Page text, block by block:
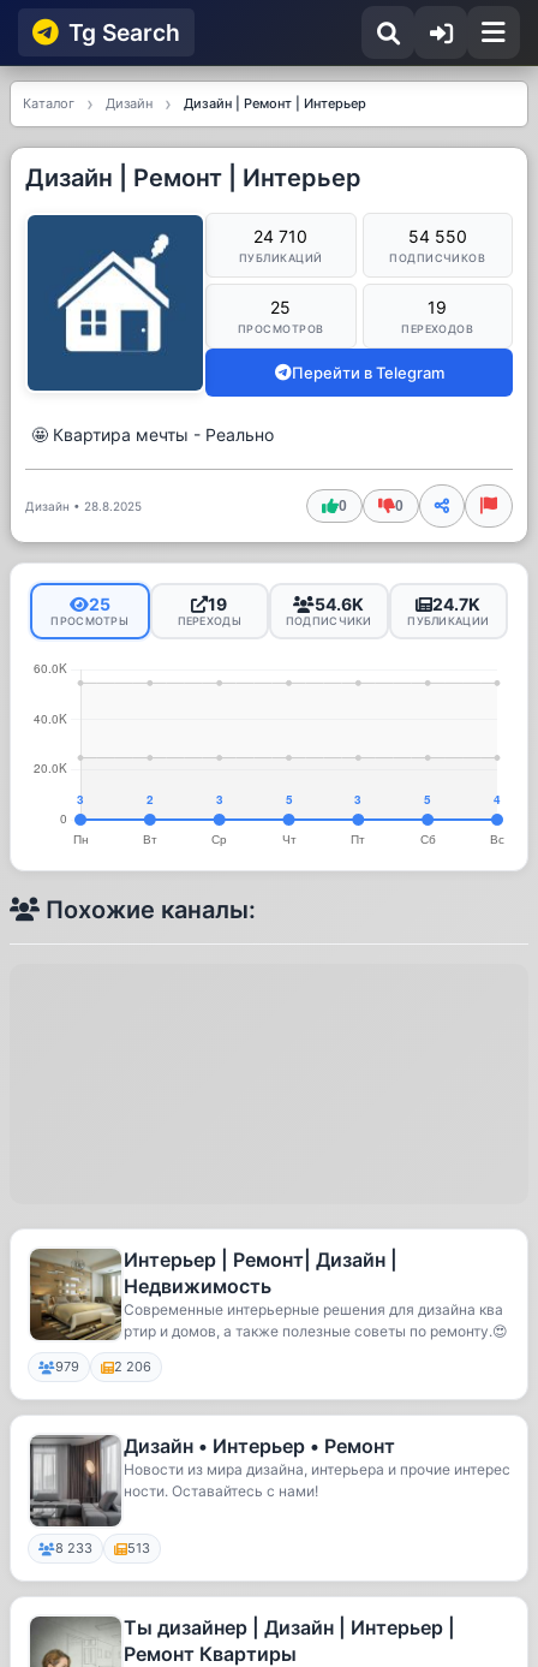
Tg Searсh
Каталог Дизайн Дизайн | Ремонт | Интерьер
Дизайн | Ремонт | Интерьер
24 710
ПУБЛИКАЦИЙ
54 550
ПОДПИСЧИКОВ
25
ПРОСМОТРОВ
19
ПЕРЕХОДОВ
Перейти в Telegram
🤩 Квартира мечты - Реально
Дизайн • 28.8.2025 0 0
25
ПРОСМОТРЫ
19
ПЕРЕХОДЫ
54.6K
ПОДПИСЧИКИ
24.7K
ПУБЛИКАЦИИ
Похожие каналы:
Интерьер | Ремонт| Дизайн |
Недвижимость
Современные интерьерные решения для дизайна ква
ртир и домов, а также полезные советы по ремонту.😍
979 2 206
Дизайн • Интерьер • Ремонт
Новости из мира дизайна, интерьера и прочие интерес
ности. Оставайтесь с нами!
8 233 513
Ты дизайнер | Дизайн | Интерьер |
Ремонт Квартиры